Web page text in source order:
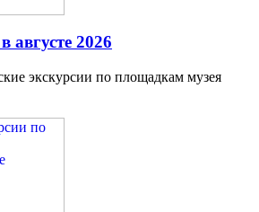
августе 2026
экскурсии по площадкам музея